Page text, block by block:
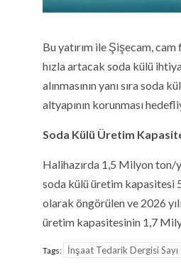
Bu yatırım ile Şişecam,
hızla artacak soda külü
alınmasının yanı sıra
altyapının korunması
Soda Külü Üretim
Halihazırda 1,5 Milyon ton/
soda külü üretim kapasitesi
olarak öngörülen ve 2026
üretim kapasitesinin 1,7
Tags: İnşaat Tedarik Dergisi